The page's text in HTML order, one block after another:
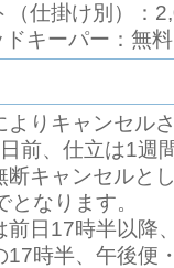
（仕掛け別）：
キーパー：無料
りキャンセル
前、仕立は1週
キャンセルと
なります。
日17時半以降
17時半、午後便